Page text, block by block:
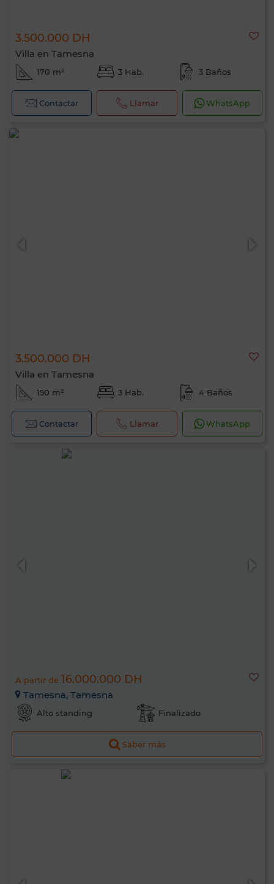
3.500.000 DH
Villa en Tamesna
170 m² 3 Hab. 3 Baños
Contactar Llamar WhatsApp
3.500.000 DH
Villa en Tamesna
150 m² 3 Hab. 4 Baños
Contactar Llamar WhatsApp
A partir de 16.000.000 DH
Tamesna, Tamesna
Alto standing Finalizado
Saber más